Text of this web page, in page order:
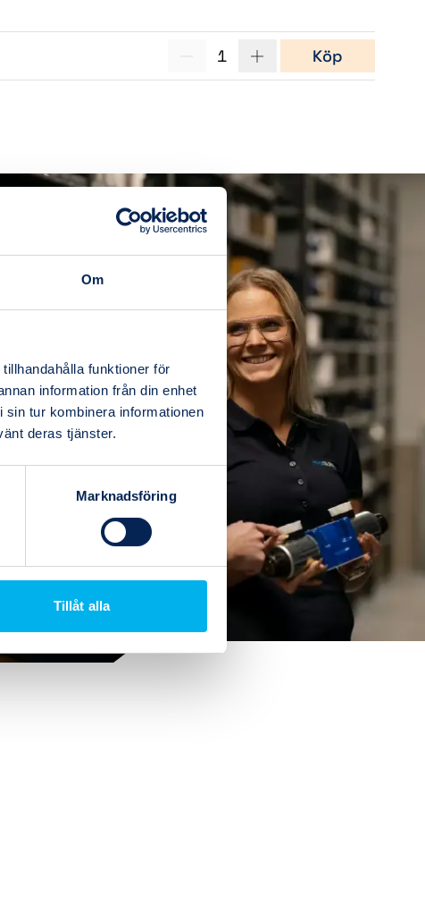
Om
funktioner för
information från din enhet
tur kombinera informationen
deras tjänster.
Marknadsföring
Tillåt alla
1 Köp